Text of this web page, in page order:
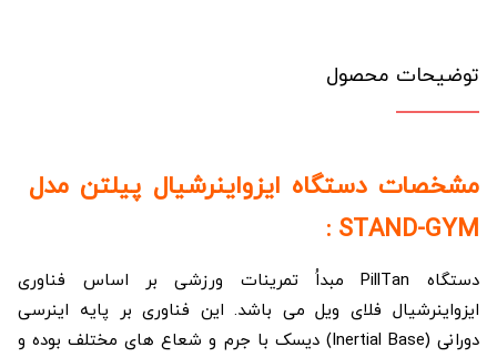
توضیحات محصول
مشخصات دستگاه ایزواینرشیال پیلتن مدل
STAND-GYM :
دستگاه PillTan مبداُ تمرینات ورزشی بر اساس فناوری
ایزواینرشیال فلای ویل می باشد. این فناوری بر پایه اینرسی
دورانی (Inertial Base) دیسک با جرم و شعاع های مختلف بوده و